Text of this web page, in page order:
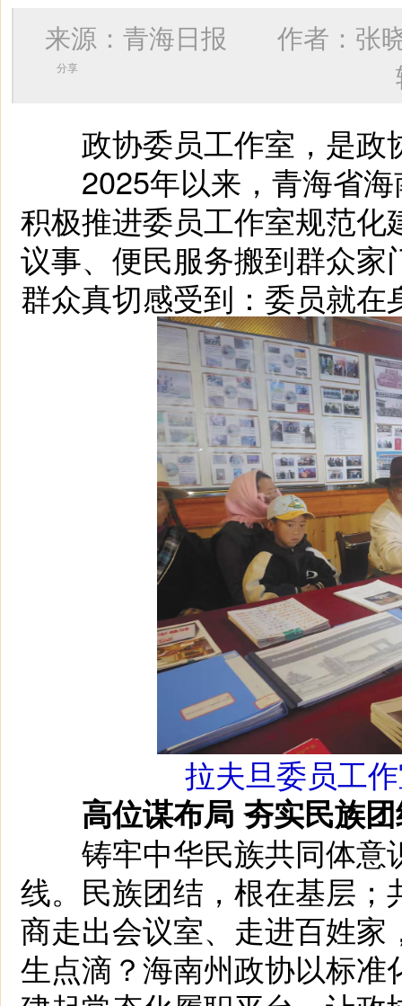
来源：青海日报 作者： 张
分享
政协委员工作室，是政
2025年以来，青海省海
积极推进委员工作室规范
议事、便民服务搬到群众
群众真切感受到：委员就
拉夫旦委员工
高位谋布局 夯实民族
铸牢中华民族共同体意
线。民族团结，根在基层
商走出会议室、走进百姓
生点滴？海南州政协以标